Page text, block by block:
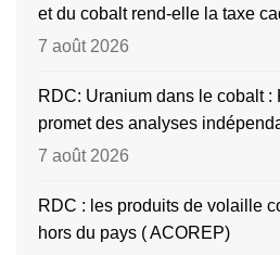
et du cobalt rend-elle la taxe
7 août 2026
RDC: Uranium dans le cobalt :
promet des analyses
7 août 2026
RDC : les produits de volaille
hors du pays ( ACOREP)